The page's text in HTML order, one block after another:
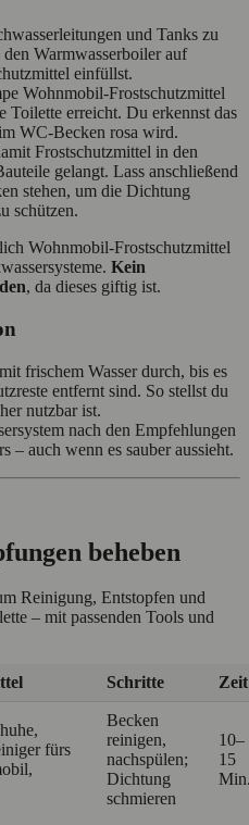
und Tanks zu
Warmwasserboiler auf
einfüllst.
Wohnmobil-Frostschutzmittel
Toilette erreicht. Du erkennst das
WC‑Becken rosa wird.
Frostschutzmittel in den
gelangt. Lass anschließend
stehen, um die Dichtung
schützen.
Wohnmobil-Frostschutzmittel
Kein
, da dieses giftig ist.
frischem Wasser durch, bis es
entfernt sind. So stellst du
nutzbar ist.
nach den Empfehlungen
– auch wenn es sauber aussieht.
beheben
Reinigung, Entstopfen und
– mit passenden Tools und
Schritte Zeit
fürs
Becken
reinigen,
nachspülen;
Dichtung
schmieren
10–
15